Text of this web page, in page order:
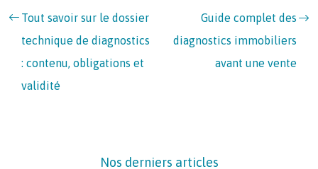
Tout savoir sur le dossier
technique de diagnostics
: contenu, obligations et
validité
Guide complet des
diagnostics immobiliers
avant une vente
Nos derniers articles